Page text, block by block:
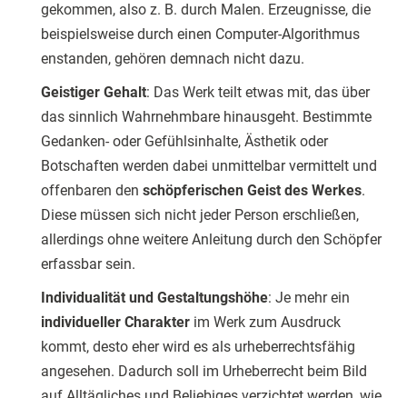
gekommen, also z. B. durch Malen. Erzeugnisse, die
beispielsweise durch einen Computer-Algorithmus
enstanden, gehören demnach nicht dazu.
Geistiger Gehalt: Das Werk teilt etwas mit, das über
das sinnlich Wahrnehmbare hinausgeht. Bestimmte
Gedanken- oder Gefühlsinhalte, Ästhetik oder
Botschaften werden dabei unmittelbar vermittelt und
offenbaren den schöpferischen Geist des Werkes.
Diese müssen sich nicht jeder Person erschließen,
allerdings ohne weitere Anleitung durch den Schöpfer
erfassbar sein.
Individualität und Gestaltungshöhe: Je mehr ein
individueller Charakter im Werk zum Ausdruck
kommt, desto eher wird es als urheberrechtsfähig
angesehen. Dadurch soll im Urheberrecht beim Bild